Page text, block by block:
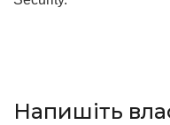
Напишіть